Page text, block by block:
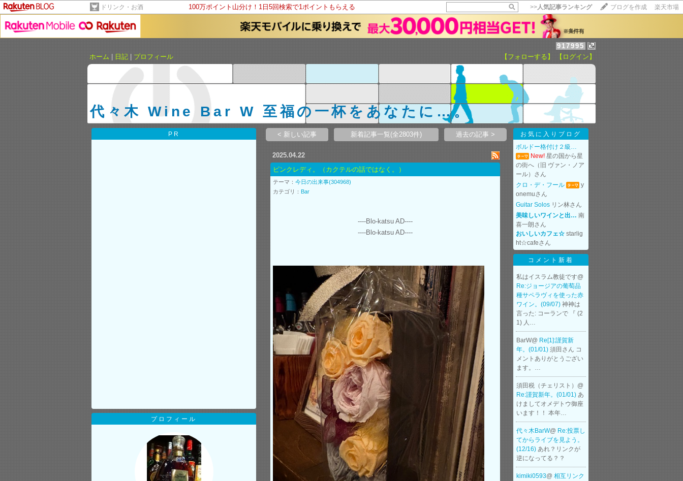
ドリンク・お酒 100万ポイント山分け！1日5回検索で1ポイントもらえる >>人気記事ランキング ブログを作成 楽天市場
917995
ホーム
日記 プロフィール 【フォローする】 【ログイン】
代々木 Wine Bar W 至福の一杯をあなたに…。
いいね!
PR
プロフィール
< 新しい記事 新着記事一覧(全2803件) 過去の記事 >
2025.04.22
ピンクレディ。（カクテルの話ではなく。）
テーマ： 今日の出来事(304968)
カテゴリ： Bar
----Blo-katsu AD----
----Blo-katsu AD----
お気に入りブログ
ボルドー格付け２級…
New! 星の国から星
の街へ（旧 ヴァン・ノア
ール）さん
クロ・デ・フール
y
onemuさん
Guitar Solos リン林さん
美味しいワインと出… 南
喜一朗さん
おいしいカフェ☆ starlig
ht☆cafeさん
コメント新着
私はイスラム教徒です@
Re:ジョージアの葡萄品
種サペラヴィを使った赤
ワイン。(09/07) 神神は
言った: コーランで 『 (2
1) 人…
BarW@ Re[1]:謹賀新
年。(01/01) 須田さん コ
メントありがとうござい
ます。…
須田税（チェリスト）@
Re:謹賀新年。(01/01) あ
けましてオメデトウ御座
います！！ 本年…
代々木BarW@ Re:投票し
てからライブを見よう。
(12/16) あれ？リンクが
逆になってる？？
kimiki0593@ 相互リンク